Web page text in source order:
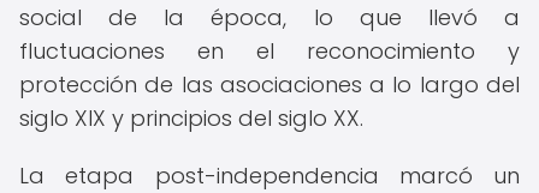
social de la época, lo que llevó a
fluctuaciones en el reconocimiento y
protección de las asociaciones a lo largo del
siglo XIX y principios del siglo XX.
La etapa post-independencia marcó un